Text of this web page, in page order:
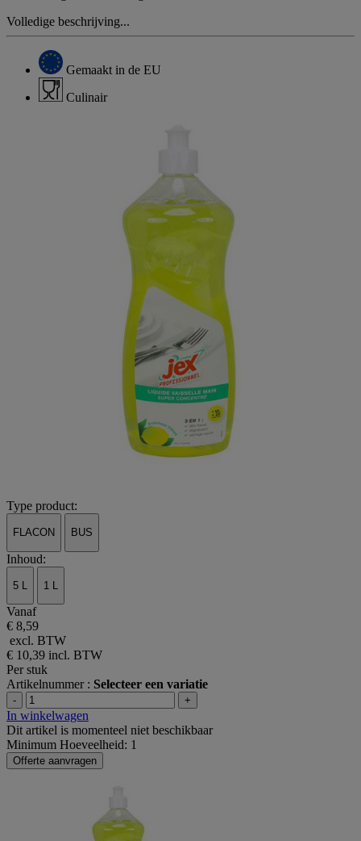
Volledige beschrijving...
Gemaakt in de EU
Culinair
Type product:
FLACON BUS
Inhoud:
5 L 1 L
Vanaf
€ 8,59
excl. BTW
€ 10,39 incl. BTW
Per stuk
Artikelnummer : Selecteer een variatie
- +
In winkelwagen
Dit artikel is momenteel niet beschikbaar
Minimum Hoeveelheid: 1
Offerte aanvragen